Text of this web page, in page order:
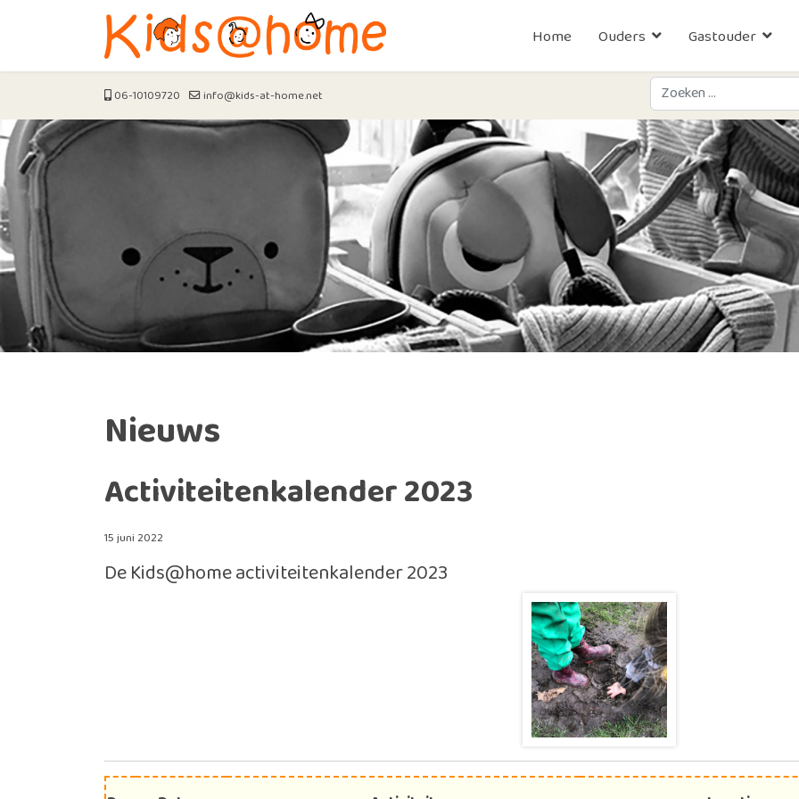
Home Ouders Gastouder
06-10109720 info@kids-at-home.net
Nieuws
Activiteitenkalender 2023
15 juni 2022
De Kids@home activiteitenkalender 2023